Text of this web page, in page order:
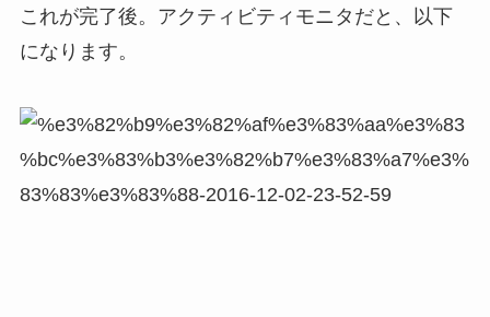
これが完了後。アクティビティモニタだと、以下
になります。